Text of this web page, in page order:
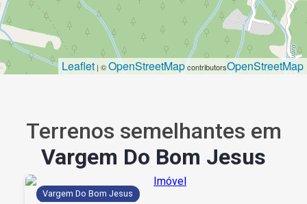
Leaflet | ©OpenStreetMapcontributorsOpenStreetMap
Terrenos semelhantes em
Vargem Do Bom Jesus
Vargem Do Bom Jesus